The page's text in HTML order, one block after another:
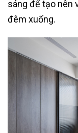
sáng để tạo nên
đêm xuống.